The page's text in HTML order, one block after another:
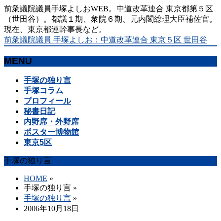
前衆議院議員手塚よしおWEB。中道改革連合 東京都第５区
（世田谷）。都議１期、衆院６期、元内閣総理大臣補佐官。
現在、東京都連幹事長など。
前衆議院議員 手塚よしお：中道改革連合 東京５区 世田谷
MENU
手塚の独り言
手塚コラム
プロフィール
秘書日記
内野席・外野席
ポスター博物館
東京5区
手塚の独り言
HOME »
手塚の独り言 »
手塚の独り言 »
2006年10月18日